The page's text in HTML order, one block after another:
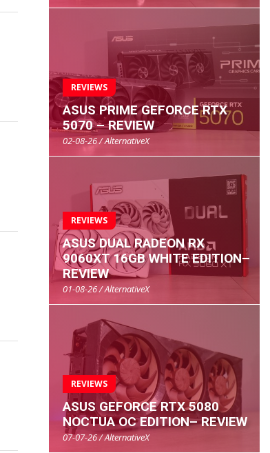
REVIEWS
ASUS PRIME GEFORCE RTX
5070 – REVIEW
02-08-26 / AlternativeX
REVIEWS
ASUS DUAL RADEON RX
9060XT 16GB WHITE EDITION–
REVIEW
01-08-26 / AlternativeX
REVIEWS
ASUS GEFORCE RTX 5080
NOCTUA OC EDITION– REVIEW
07-07-26 / AlternativeX